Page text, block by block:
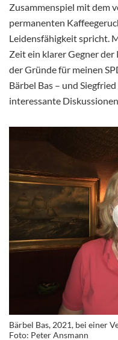
Zusammenspiel mit dem
permanenten
Leidensfähigkeit spricht.
Zeit ein klarer Gegner
der Gründe für meinen
Bärbel Bas – und
interessante
Bärbel Bas, 2021, bei einer
Foto: Peter Ansmann